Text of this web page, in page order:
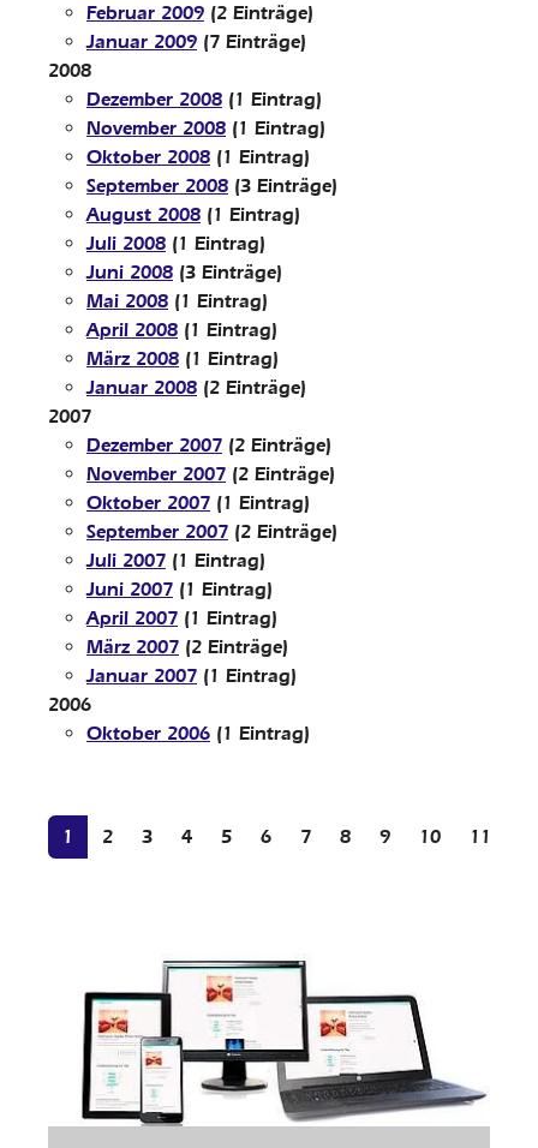
Februar 2009 (2 Einträge)
Januar 2009 (7 Einträge)
2008
Dezember 2008 (1 Eintrag)
November 2008 (1 Eintrag)
Oktober 2008 (1 Eintrag)
September 2008 (3 Einträge)
August 2008 (1 Eintrag)
Juli 2008 (1 Eintrag)
Juni 2008 (3 Einträge)
Mai 2008 (1 Eintrag)
April 2008 (1 Eintrag)
März 2008 (1 Eintrag)
Januar 2008 (2 Einträge)
2007
Dezember 2007 (2 Einträge)
November 2007 (2 Einträge)
Oktober 2007 (1 Eintrag)
September 2007 (2 Einträge)
Juli 2007 (1 Eintrag)
Juni 2007 (1 Eintrag)
April 2007 (1 Eintrag)
März 2007 (2 Einträge)
Januar 2007 (1 Eintrag)
2006
Oktober 2006 (1 Eintrag)
1 2 3 4 5 6 7 8 9 10 11